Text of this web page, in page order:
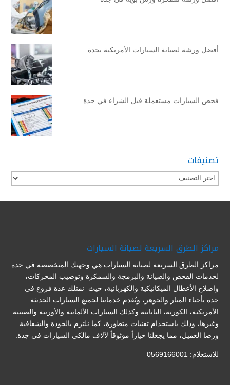
أفضل ورشة لصيانة السيارات الأمريكية بجدة
فحص السيارات مستعملة قبل الشراء في جدة
تصنيفات
تصنيفات
مراكز الطرق السريعة لصيانة السيارات
مراكز الطرق السريعة لصيانة السيارات هي وجهتك المتخصصة في جدة
لخدمات الفحص والصيانة والبرمجة والسمكرة وتوضيب المحركات،
واصلاح الأعطال الميكانيكية والكهربائية، حيث نمتلك عدة فروع في
جدة بأحياء المنار والجوهر، ونُقدم خدماتنا لجميع السيارات الحديثة:
الأمريكية، الكورية، اليابانية وكذلك السيارات الألمانية والأوربية والصينية
وغيرها، وذلك باستخدام تقنيات متطورة، كما نلتزم بالجودة والشفافية
ورضا العميل، مما يجعلنا خياراً موثوقاً لآلاف مالكي السيارات في جدة.
للاستعلام: 0569166001